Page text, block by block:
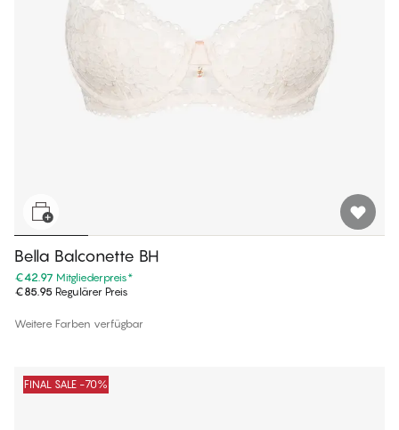
Bella Balconette BH
€42.97 Mitgliederpreis*
€85.95 Regulärer Preis
Weitere Farben verfügbar
FINAL SALE -70%